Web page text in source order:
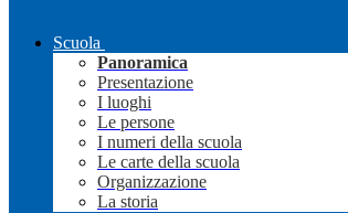
Scuola
Panoramica
Presentazione
I luoghi
Le persone
I numeri della scuola
Le carte della scuola
Organizzazione
La storia